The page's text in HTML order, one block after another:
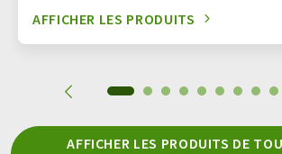
AFFICHER LES PRODUITS
AFFICHER LES PRODUITS DE